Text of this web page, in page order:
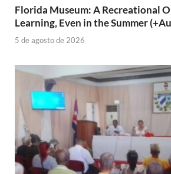
Florida Museum: A Recreational
Learning, Even in the Summer
5 de agosto de 2026